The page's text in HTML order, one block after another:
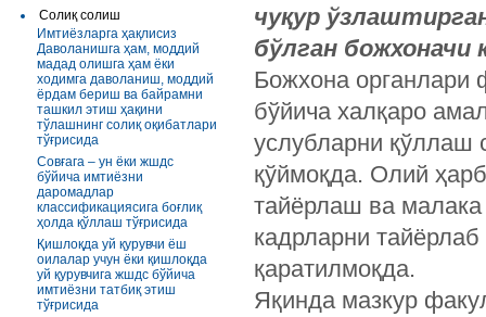
Солиқ солиш
Имтиёзларга ҳақлисиз
Даволанишга ҳам, моддий
мадад олишга ҳам ёки
ходимга даволаниш, моддий
ёрдам бериш ва байрамни
ташкил этиш ҳақини
тўлашнинг солиқ оқибатлари
тўғрисида
Совғага – ун ёки жшдс
бўйича имтиёзни
даромадлар
классификациясига боғлиқ
ҳолда қўллаш тўғрисида
Қишлоқда уй қурувчи ёш
оилалар учун ёки қишлоқда
уй қурувчига жшдс бўйича
имтиёзни татбиқ этиш
тўғрисида
чуқур
бўлган божхоначи
Божхона органлари
бўйича халқаро
услубларни қўллаш
қўймоқда. Олий
тайёрлаш ва
кадрларни
қаратилмоқда.
Яқинда мазкур